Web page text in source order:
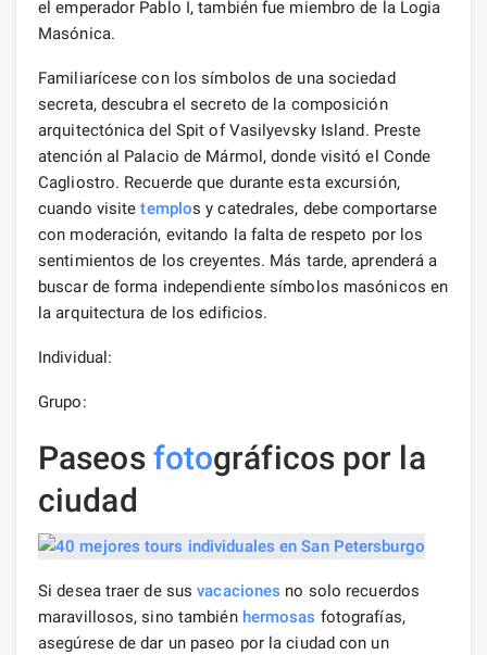
el emperador Pablo I, también fue miembro de la Logia
Masónica.
Familiarícese con los símbolos de una sociedad
secreta, descubra el secreto de la composición
arquitectónica del Spit of Vasilyevsky Island. Preste
atención al Palacio de Mármol, donde visitó el Conde
Cagliostro. Recuerde que durante esta excursión,
cuando visitetemplos y catedrales, debe comportarse
con moderación, evitando la falta de respeto por los
sentimientos de los creyentes. Más tarde, aprenderá a
buscar de forma independiente símbolos masónicos en
la arquitectura de los edificios.
Individual:
Grupo:
Paseos fotográficos por la
ciudad
Si desea traer de susvacaciones no solo recuerdos
maravillosos, sino también hermosas fotografías,
asegúrese de dar un paseo por la ciudad con un